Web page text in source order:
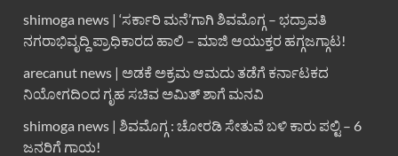
shimoga news | ‘ಸರ್ಕಾರಿ ಮನೆ’ಗಾಗಿ ಶಿವಮೊಗ್ಗ – ಭದ್ರಾವತಿ
ನಗರಾಭಿವೃದ್ದಿ ಪ್ರಾಧಿಕಾರದ ಹಾಲಿ – ಮಾಜಿ ಆಯುಕ್ತರ ಹಗ್ಗಜಗ್ಗಾಟ!
arecanut news | ಅಡಕೆ ಅಕ್ರಮ ಆಮದು ತಡೆಗೆ ಕರ್ನಾಟಕದ
ನಿಯೋಗದಿಂದ ಗೃಹ ಸಚಿವ ಅಮಿತ್ ಶಾಗೆ ಮನವಿ
shimoga news | ಶಿವಮೊಗ್ಗ : ಚೋರಡಿ ಸೇತುವೆ ಬಳಿ ಕಾರು ಪಲ್ಟಿ – 6
ಜನರಿಗೆ ಗಾಯ!